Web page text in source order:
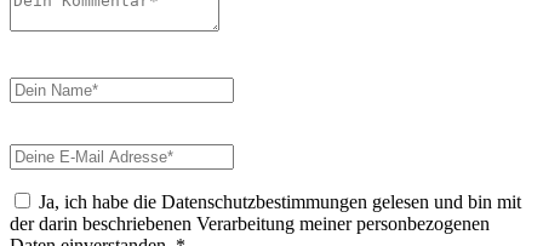
Ja, ich habe die Datenschutzbestimmungen gelesen und bin mit
der darin beschriebenen Verarbeitung meiner personbezogenen